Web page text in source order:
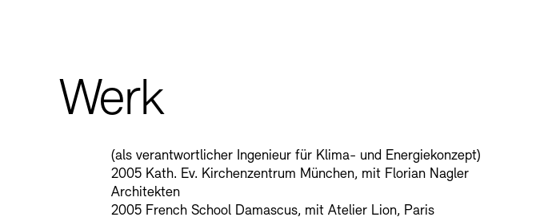
Werk
(als verantwortlicher Ingenieur für Klima- und Energiekonzept)
2005 Kath. Ev. Kirchenzentrum München, mit Florian Nagler
Architekten
2005 French School Damascus, mit Atelier Lion, Paris